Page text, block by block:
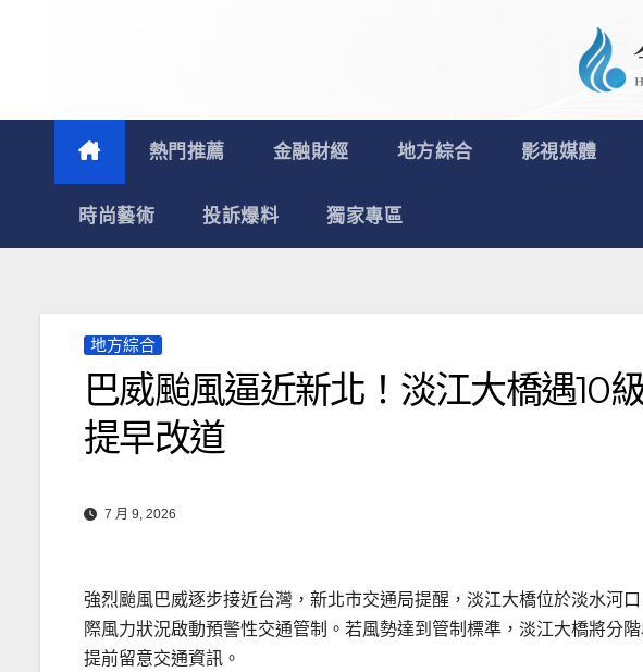
熱門推薦 金融財經 地方綜合 影視媒體
時尚藝術 投訴爆料 獨家專區
地方綜合
巴威颱風逼近新北！淡江大橋遇10
提早改道
7 月 9, 2026
強烈颱風巴威逐步接近台灣，新北市交通局提醒，淡江大橋位於淡水河
際風力狀況啟動預警性交通管制。若風勢達到管制標準，淡江大橋將分
提前留意交通資訊。